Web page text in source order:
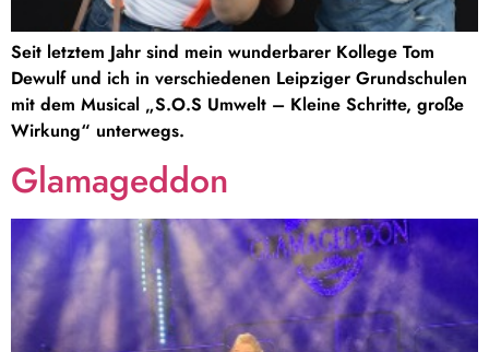
Seit letztem Jahr sind mein wunderbarer Kollege Tom
Dewulf und ich in verschiedenen Leipziger Grundschulen
mit dem Musical „S.O.S Umwelt – Kleine Schritte, große
Wirkung“ unterwegs.
Glamageddon